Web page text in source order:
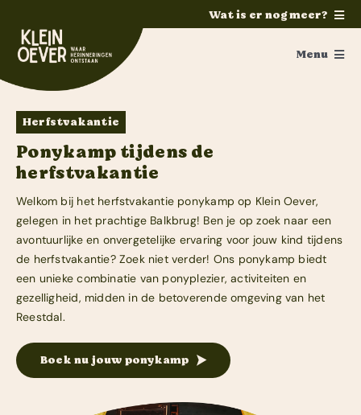
naar
inhoud
Wat is er nog meer?
Home
Trouwen
Ponykamp
Groepsaccommodatie
Survivalkamp
Manege
Schoolkamp
Zakelijk
Contact
Menu
Paardrijden
Activiteiten
Ouders / Verzorgers
Fotoalbum
Vakanties
Folder aanvragen
Herfstvakantie
Ponykamp tijdens de
herfstvakantie
Welkom bij het herfstvakantie ponykamp op Klein Oever,
gelegen in het prachtige Balkbrug! Ben je op zoek naar een
avontuurlijke en onvergetelijke ervaring voor jouw kind tijdens
de herfstvakantie? Zoek niet verder! Ons ponykamp biedt
een unieke combinatie van ponyplezier, activiteiten en
gezelligheid, midden in de betoverende omgeving van het
Reestdal.
Boek nu jouw ponykamp